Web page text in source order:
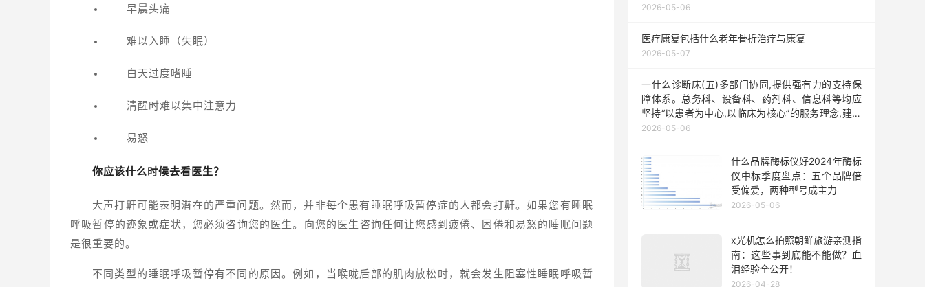
早晨头痛
难以入睡（失眠）
白天过度嗜睡
清醒时难以集中注意力
易怒
你应该什么时候去看医生？
大声打鼾可能表明潜在的严重问题。然而，并非每个患有睡眠呼吸暂停症的人都会打鼾。如果您有睡眠
呼吸暂停的迹象或症状，您必须咨询您的医生。向您的医生咨询任何让您感到疲倦、困倦和易怒的睡眠问题
是很重要的。
不同类型的睡眠呼吸暂停有不同的原因。例如，当喉咙后部的肌肉放松时，就会发生阻塞性睡眠呼吸暂
2026-05-06
医疗康复包括什么老年骨折治疗与康复
2026-05-07
一什么诊断床(五)多部门协同,提供强有力的支持保
障体系。总务科、设备科、药剂科、信息科等均应
坚持“以患者为中心,以临床为核心”的服务理念,建立
服务病区制度,让护士、护理员有更多的时间在病房
需求的设备设施、护理用具、物品等,努力为患者提
供温馨、安全、舒适的就医环境。二是
2026-05-06
什么品牌酶标仪好2024年酶标
仪中标季度盘点：五个品牌倍
受偏爱，两种型号成主力
2026-05-06
x光机怎么拍照朝鲜旅游亲测指
南：这些事到底能不能做？血
泪经验全公开！
2026-04-28